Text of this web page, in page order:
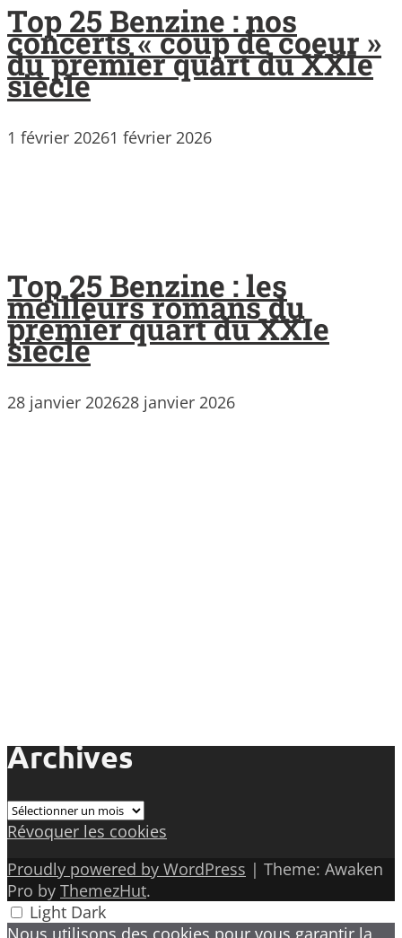
Top 25 Benzine : nos
concerts « coup de coeur »
du premier quart du XXIe
siècle
1 février 20261 février 2026
Top 25 Benzine : les
meilleurs romans du
premier quart du XXIe
siècle
28 janvier 202628 janvier 2026
Archives
Archives
Révoquer les cookies
Proudly powered by WordPress | Theme: Awaken
Pro by ThemezHut.
Light Dark
Nous utilisons des cookies pour vous garantir la